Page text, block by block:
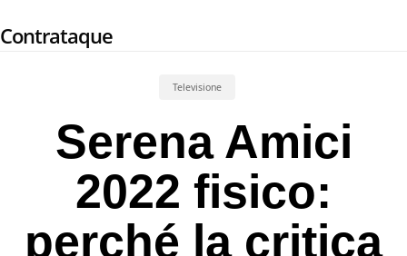
to
Contrataque
Televisione
Serena Amici
2022 fisico:
perché la critica